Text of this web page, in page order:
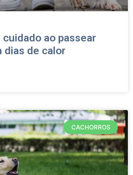
ao passear
dias de calor
CACHORROS